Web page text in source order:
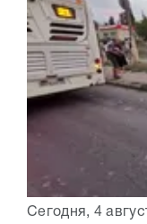
Сегодня, 4